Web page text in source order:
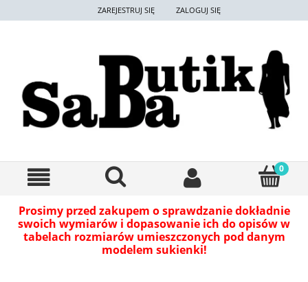
ZAREJESTRUJ SIĘ ZALOGUJ SIĘ
Prosimy przed zakupem o sprawdzanie dokładnie
swoich wymiarów i dopasowanie ich do opisów w
tabelach rozmiarów umieszczonych pod danym
modelem sukienki!